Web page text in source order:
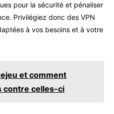
pour la sécurité et pénaliser
Privilégiez donc des VPN
à vos besoins et à votre
et comment
contre celles-ci